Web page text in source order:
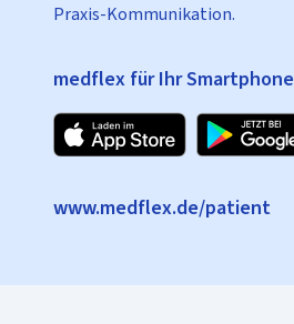
Praxis-Kommunikation.
medflex für Ihr
www.medflex.de/patient